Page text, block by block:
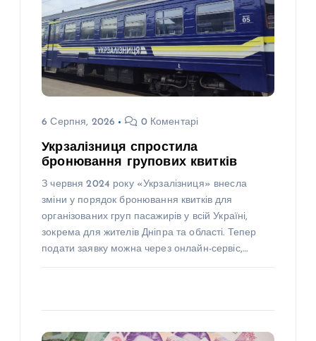
6 Серпня, 2026 0 Коментарі
Укрзалізниця спростила
бронювання групових квитків
З червня 2024 року «Укрзалізниця» внесла
зміни у порядок бронювання квитків для
організованих груп пасажирів у всій Україні,
зокрема для жителів Дніпра та області. Тепер
подати заявку можна через онлайн-сервіс,…